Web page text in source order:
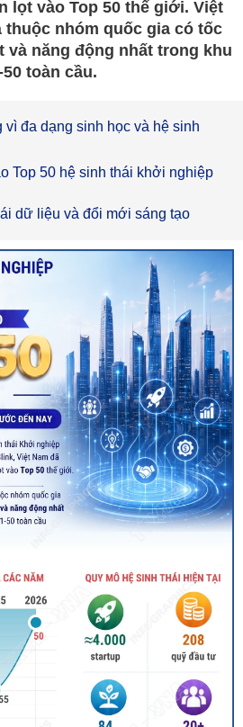
lọt vào Top 50 thế giới. Việt
thuộc nhóm quốc gia có tốc
và năng động nhất trong khu
toàn cầu.
vì đa dạng sinh học và hệ sinh
Top 50 hệ sinh thái khởi nghiệp
dữ liệu và đổi mới sáng tạo